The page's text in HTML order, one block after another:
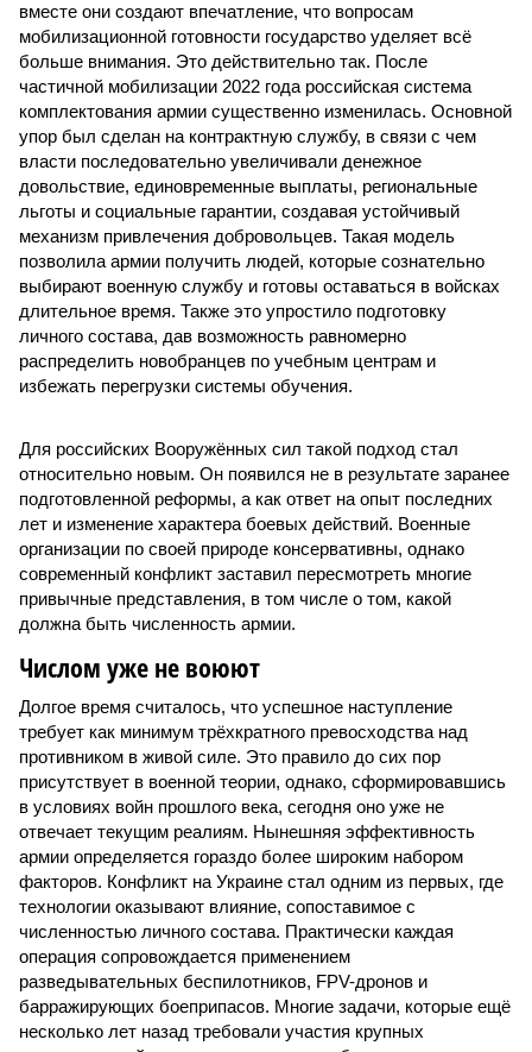
вместе они создают впечатление, что вопросам
мобилизационной готовности государство уделяет всё
больше внимания. Это действительно так. После
частичной мобилизации 2022 года российская система
комплектования армии существенно изменилась. Основной
упор был сделан на контрактную службу, в связи с чем
власти последовательно увеличивали денежное
довольствие, единовременные выплаты, региональные
льготы и социальные гарантии, создавая устойчивый
механизм привлечения добровольцев. Такая модель
позволила армии получить людей, которые сознательно
выбирают военную службу и готовы оставаться в войсках
длительное время. Также это упростило подготовку
личного состава, дав возможность равномерно
распределить новобранцев по учебным центрам и
избежать перегрузки системы обучения.
Для российских Вооружённых сил такой подход стал
относительно новым. Он появился не в результате заранее
подготовленной реформы, а как ответ на опыт последних
лет и изменение характера боевых действий. Военные
организации по своей природе консервативны, однако
современный конфликт заставил пересмотреть многие
привычные представления, в том числе о том, какой
должна быть численность армии.
Числом уже не воюют
Долгое время считалось, что успешное наступление
требует как минимум трёхкратного превосходства над
противником в живой силе. Это правило до сих пор
присутствует в военной теории, однако, сформировавшись
в условиях войн прошлого века, сегодня оно уже не
отвечает текущим реалиям. Нынешняя эффективность
армии определяется гораздо более широким набором
факторов. Конфликт на Украине стал одним из первых, где
технологии оказывают влияние, сопоставимое с
численностью личного состава. Практически каждая
операция сопровождается применением
разведывательных беспилотников, FPV-дронов и
барражирующих боеприпасов. Многие задачи, которые ещё
несколько лет назад требовали участия крупных